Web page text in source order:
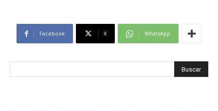
Facebook X WhatsApp